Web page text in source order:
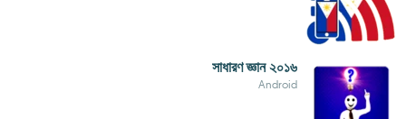
সাধারণ জ্ঞান ২০১৬
Android